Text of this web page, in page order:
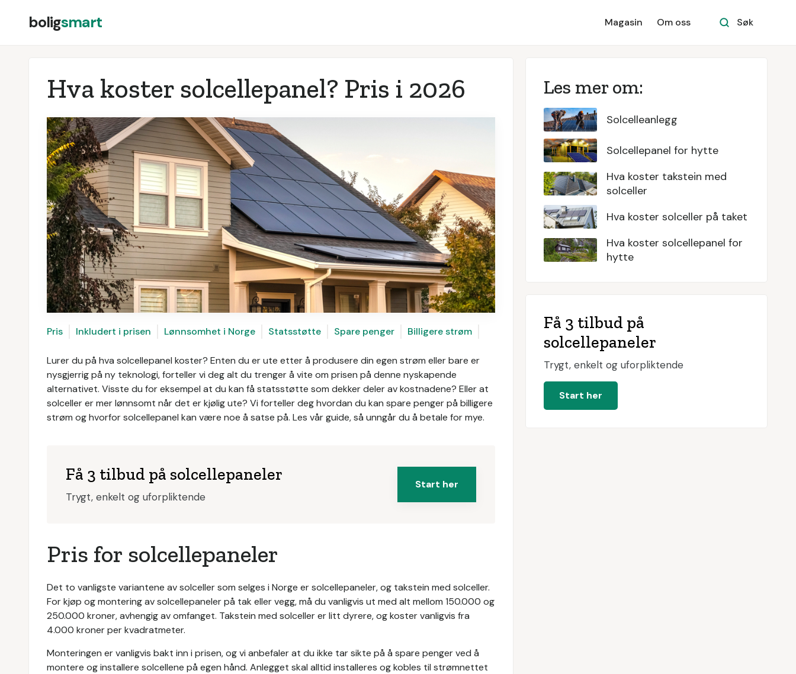
boligsmart Magasin Om oss Søk
Hva koster solcellepanel? Pris i 2026
Pris Inkludert i prisen Lønnsomhet i Norge Statsstøtte Spare penger Billigere strøm
Lurer du på hva solcellepanel koster? Enten du er ute etter å produsere din egen strøm eller bare er
nysgjerrig på ny teknologi, forteller vi deg alt du trenger å vite om prisen på denne nyskapende
alternativet. Visste du for eksempel at du kan få statsstøtte som dekker deler av kostnadene? Eller at
solceller er mer lønnsomt når det er kjølig ute? Vi forteller deg hvordan du kan spare penger på billigere
strøm og hvorfor solcellepanel kan være noe å satse på. Les vår guide, så unngår du å betale for mye.
Få 3 tilbud på solcellepaneler
Trygt, enkelt og uforpliktende
Start her
Pris for solcellepaneler
Det to vanligste variantene av solceller som selges i Norge er solcellepaneler, og takstein med solceller.
For kjøp og montering av solcellepaneler på tak eller vegg, må du vanligvis ut med alt mellom 150.000 og
250.000 kroner, avhengig av omfanget. Takstein med solceller er litt dyrere, og koster vanligvis fra
4.000 kroner per kvadratmeter.
Monteringen er vanligvis bakt inn i prisen, og vi anbefaler at du ikke tar sikte på å spare penger ved å
montere og installere solcellene på egen hånd. Anlegget skal alltid installeres og kobles til strømnettet
Les mer om:
Solcelleanlegg
Solcellepanel for hytte
Hva koster takstein med
solceller
Hva koster solceller på taket
Hva koster solcellepanel for
hytte
Få 3 tilbud på
solcellepaneler
Trygt, enkelt og uforpliktende
Start her